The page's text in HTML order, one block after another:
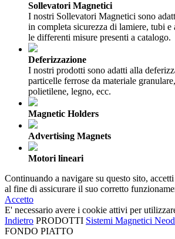
Sollevatori Magnetici
I nostri Sollevatori Magnetici sono
in completa sicurezza di lamiere, tubi
le differenti misure presenti a catalogo.
Deferizzazione
I nostri prodotti sono adatti alla
particelle ferrose da materiale
polietilene, legno, ecc.
Magnetic Holders
Advertising Magnets
Motori lineari
Continuando a navigare su questo sito,
al fine di assicurare il suo corretto
Accetto
E' necessario avere i cookie attivi per
Indietro PRODOTTI Sistemi Magnetici
FONDO PIATTO